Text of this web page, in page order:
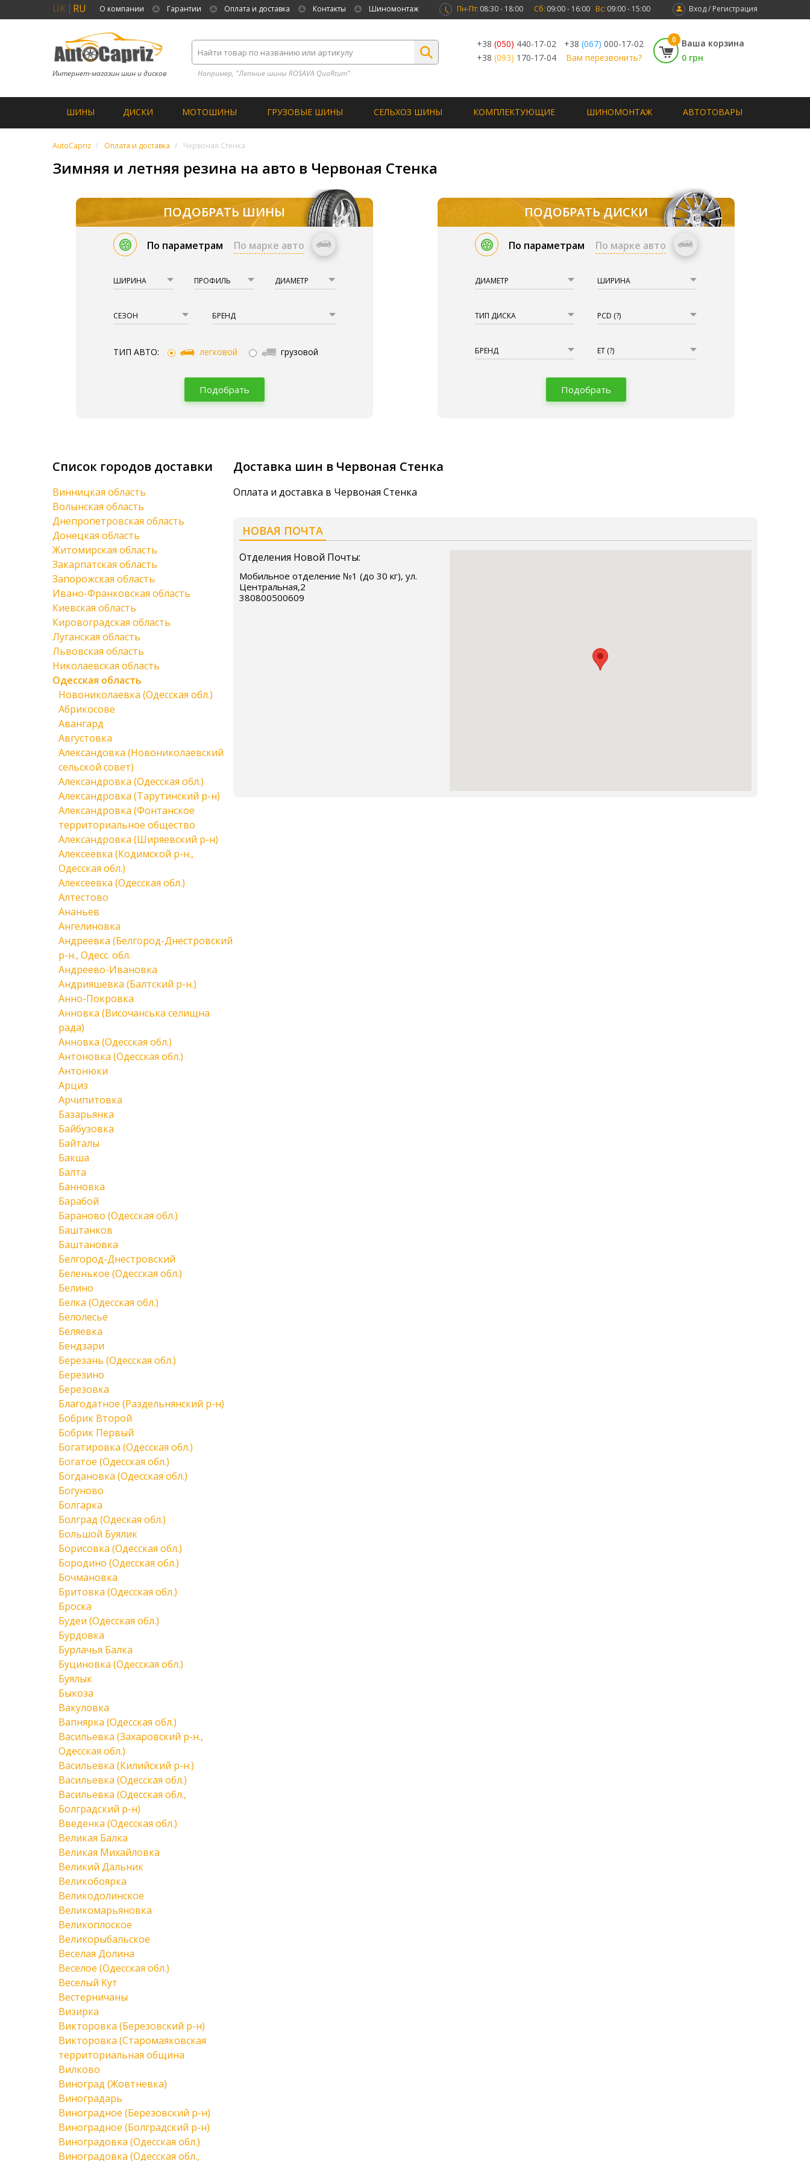
UK RU О компании Гарантии Оплата и доставка Контакты Шиномонтаж Вход / Регистрация
Пн-Пт: 08:30 - 18:00 Сб: 09:00 - 16:00 Вс: 09:00 - 15:00
Интернет-магазин шин и дисков Например, "Летние шины ROSAVA QuaRtum”
+38 (050) 440-17-02 +38 (067) 000-17-02
+38 (093) 170-17-04 Вам перезвонить?
0
Ваша корзина
0 грн
ШИНЫ ДИСКИ МОТОШИНЫ ГРУЗОВЫЕ ШИНЫ СЕЛЬХОЗ ШИНЫ КОМПЛЕКТУЮЩИЕ ШИНОМОНТАЖ АВТОТОВАРЫ
AutoCapriz Оплата и доставка Червоная Стенка
Зимняя и летняя резина на авто в Червоная Стенка
ПОДОБРАТЬ ШИНЫ
По параметрам По марке авто
ШИРИНА ПРОФИЛЬ ДИАМЕТР
СЕЗОН БРЕНД
ТИП АВТО: легковой грузовой
Подобрать
ПОДОБРАТЬ ДИСКИ
По параметрам По марке авто
ДИАМЕТР ШИРИНА
ТИП ДИСКА PCD (?)
БРЕНД ET (?)
Подобрать
Доставка шин в Червоная Стенка
Оплата и доставка в Червоная Стенка
НОВАЯ ПОЧТА
Отделения Новой Почты:
Мобильное отделение №1 (до 30 кг), ул.
Центральная,2
380800500609
Список городов доставки
Винницкая область
Волынская область
Днепропетровская область
Донецкая область
Житомирская область
Закарпатская область
Запорожская область
Ивано-Франковская область
Киевская область
Кировоградская область
Луганская область
Львовская область
Николаевская область
Одесская область
Новониколаевка (Одесская обл.)
Абрикосове
Авангард
Августовка
Александовка (Новониколаевский
сельской совет)
Александровка (Одесская обл.)
Александровка (Тарутинский р-н)
Александровка (Фонтанское
территориальное общество
Александровка (Ширяевский р-н)
Алексеевка (Кодимской р-н.,
Одесская обл.)
Алексеевка (Одесская обл.)
Алтестово
Ананьев
Ангелиновка
Андреевка (Белгород-Днестровский
р-н., Одесс. обл.
Андреево-Ивановка
Андрияшевка (Балтский р-н.)
Анно-Покровка
Анновка (Височанська селищна
рада)
Анновка (Одесская обл.)
Антоновка (Одесская обл.)
Антонюки
Арциз
Арчипитовка
Базарьянка
Байбузовка
Байталы
Бакша
Балта
Банновка
Барабой
Бараново (Одесская обл.)
Баштанков
Баштановка
Белгород-Днестровский
Беленькое (Одесская обл.)
Белино
Белка (Одесская обл.)
Белолесье
Беляевка
Бендзари
Березань (Одесская обл.)
Березино
Березовка
Благодатное (Раздельнянский р-н)
Бобрик Второй
Бобрик Первый
Богатировка (Одесская обл.)
Богатое (Одесская обл.)
Богдановка (Одесская обл.)
Богуново
Болгарка
Болград (Одеская обл.)
Большой Буялик
Борисовка (Одесская обл.)
Бородино (Одесская обл.)
Бочмановка
Бритовка (Одесская обл.)
Броска
Будеи (Одесская обл.)
Бурдовка
Бурлачья Балка
Буциновка (Одесская обл.)
Буялык
Быкоза
Вакуловка
Вапнярка (Одесская обл.)
Васильевка (Захаровский р-н.,
Одесская обл.)
Васильевка (Килийский р-н.)
Васильевка (Одесская обл.)
Васильевка (Одесская обл.,
Болградский р-н)
Введенка (Одесская обл.)
Великая Балка
Великая Михайловка
Великий Дальник
Великобоярка
Великодолинское
Великомарьяновка
Великоплоское
Великорыбальское
Веселая Долина
Веселое (Одесская обл.)
Веселый Кут
Вестерничаны
Визирка
Викторовка (Березовский р-н)
Викторовка (Старомаяковская
территориальная община
Вилково
Виноград (Жовтневка)
Виноградарь
Виноградное (Березовский р-н)
Виноградное (Болградский р-н)
Виноградовка (Одесская обл.)
Виноградовка (Одесская обл.,